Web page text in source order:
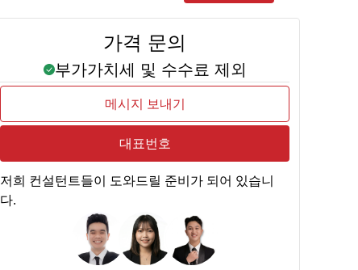
가격 문의
부가가치세 및 수수료 제외
메시지 보내기
대표번호
저희 컨설턴트들이 도와드릴 준비가 되어 있습니
다.